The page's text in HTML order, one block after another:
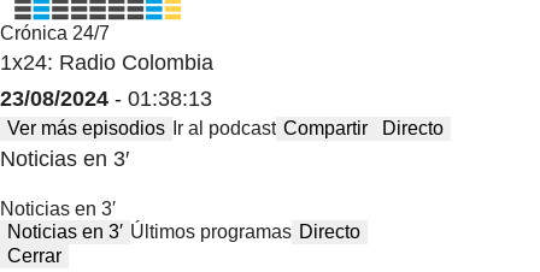
Crónica 24/7
1x24: Radio Colombia
23/08/2024 - 01:38:13
Ver más episodios Ir al podcast Compartir Directo
Noticias en 3′
Noticias en 3′
Noticias en 3′ Últimos programas Directo
Cerrar